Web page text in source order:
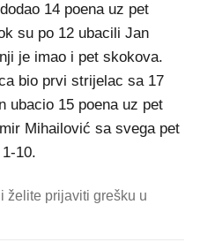
14 poena uz pet
su po 12 ubacili Jan
je imao i pet skokova.
bio prvi strijelac sa 17
ubacio 15 poena uz pet
Mihailović sa svega pet
10.
želite prijaviti grešku u